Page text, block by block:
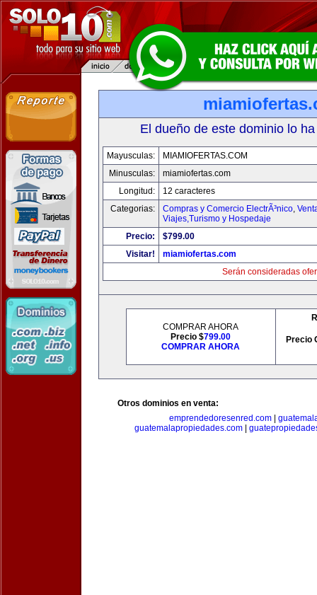
El dueño de este dominio lo
Mayusculas:
MIAMIOFERTAS.COM
Minusculas:
miamiofertas.com
Longitud:
12 caracteres
Categorias:
Compras y Comercio ElectrÃ³nico,
Viajes,Turismo y Hospedaje
Precio:
$799.00
Visitar!
miamiofertas.com
Serán consideradas
COMPRAR AHORA
Precio $799.00
COMPRAR AHORA
Precio
Otros dominios en venta:
emprendedoresenred.com|
guatemalapropiedades.com|